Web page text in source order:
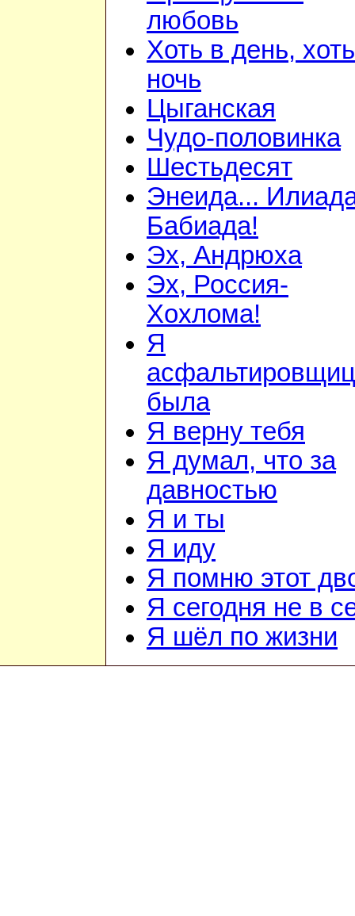
любовь
Хоть в день,
ночь
Цыганская
Чудо-половинка
Шестьдесят
Энеида...
Бабиада!
Эх, Андрюха
Эх, Россия-
Хохлома!
Я
была
Я верну тебя
Я думал, что за
давностью
Я и ты
Я иду
Я помню этот
Я сегодня не в
Я шёл по жизни